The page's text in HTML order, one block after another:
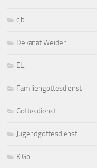
cjb
Dekanat Weiden
ELJ
Familiengottesdienst
Gottesdienst
Jugendgottesdienst
KiGo